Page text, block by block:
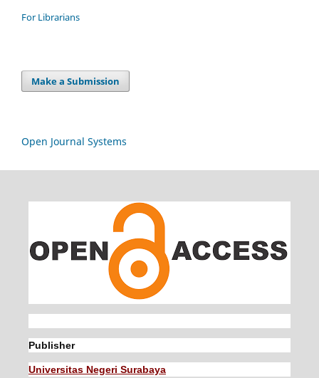
For Librarians
Make a Submission
Open Journal Systems
Publisher
Universitas Negeri Surabaya